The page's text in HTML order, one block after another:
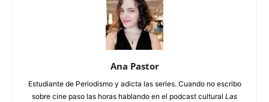
Ana Pastor
Estudiante de Periodismo y adicta las series. Cuando no escribo
sobre cine paso las horas hablando en el podcast cultural Las